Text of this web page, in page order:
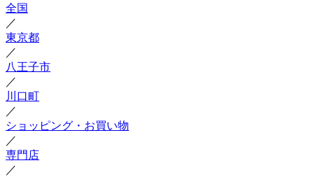
全国
／
東京都
／
八王子市
／
川口町
／
ショッピング・お買い物
／
専門店
／